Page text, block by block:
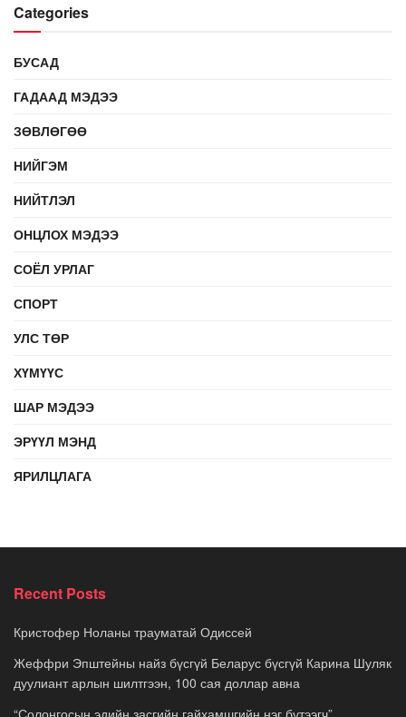
Categories
БУСАД
ГАДААД МЭДЭЭ
ЗӨВЛӨГӨӨ
НИЙГЭМ
НИЙТЛЭЛ
ОНЦЛОХ МЭДЭЭ
СОЁЛ УРЛАГ
СПОРТ
УЛС ТӨР
ХҮМҮҮС
ШАР МЭДЭЭ
ЭРҮҮЛ МЭНД
ЯРИЛЦЛАГА
Recent Posts
Кристофер Ноланы трауматай Одиссей
Жеффри Эпштейны найз бүсгүй Беларус бүсгүй Карина Шуляк
дуулиант арлын шилтгээн, 100 сая доллар авна
“Солонгосын эдийн засгийн гайхамшгийн нэг бүтээгч”